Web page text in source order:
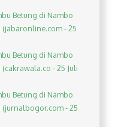
Betung di Nambo
- 25
Betung di Nambo
- 25 Juli
Betung di Nambo
(jurnalbogor.com - 25